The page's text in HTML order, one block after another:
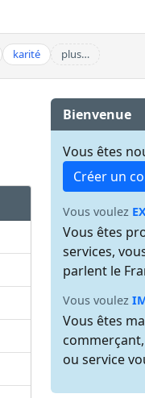
karité plus…
Bienvenue
Vous êtes
Créer un
Vous voulez
Vous êtes
services,
parlent le
Vous voulez
Vous êtes
ou service